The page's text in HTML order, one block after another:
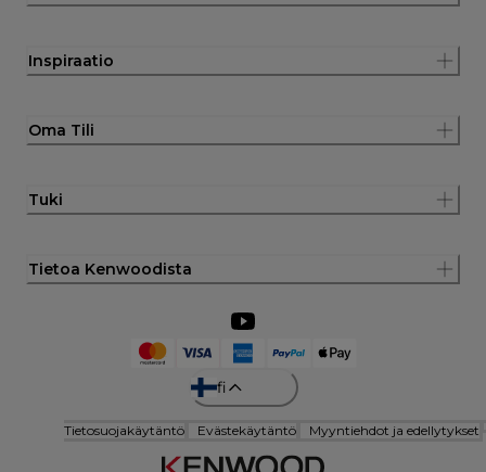
Inspiraatio
Oma Tili
Tuki
Tietoa Kenwoodista
fi
Tietosuojakäytäntö Evästekäytäntö Myyntiehdot ja edellytykset